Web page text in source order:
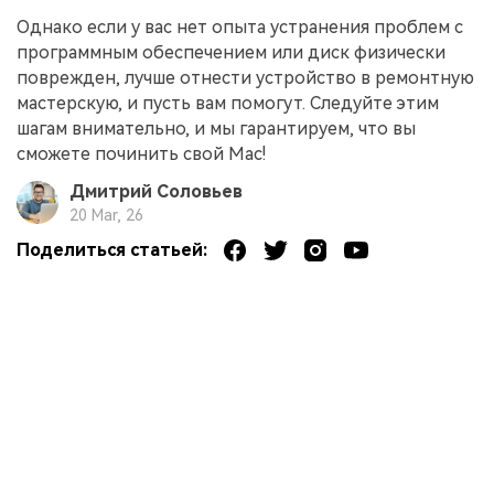
Однако если у вас нет опыта устранения проблем с
программным обеспечением или диск физически
поврежден, лучше отнести устройство в ремонтную
мастерскую, и пусть вам помогут. Следуйте этим
шагам внимательно, и мы гарантируем, что вы
сможете починить свой Mac!
Дмитрий Соловьев
20 Mar, 26
Поделиться статьей: